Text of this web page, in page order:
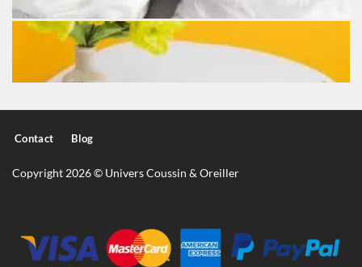
Contact Blog
Copyright 2026 © Univers Coussin & Oreiller